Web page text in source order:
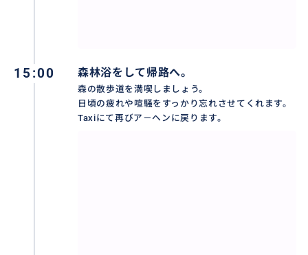
15:00 森林浴をして帰路へ。
森の散歩道を満喫しましょう。
日頃の疲れや喧騒をすっかり忘れさせてくれます。
Taxiにて再びア－ヘンに戻ります。